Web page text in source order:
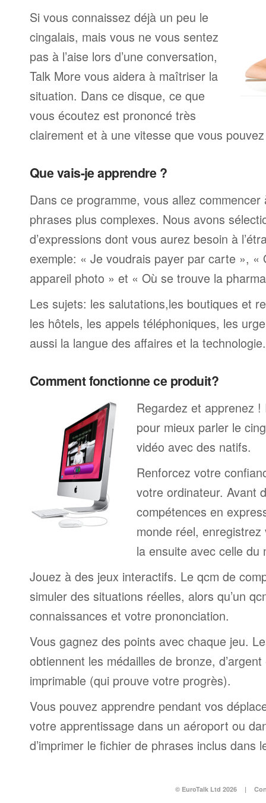
Si vous connaissez déjà un peu le
cingalais, mais vous ne vous sentez
pas à l’aise lors d’une conversation,
Talk More vous aidera à maîtriser la
situation. Dans ce disque, ce que
vous écoutez est prononcé très
clairement et à une vitesse que vous
Que vais-je apprendre ?
Dans ce programme, vous allez
phrases plus complexes. Nous avons
d’expressions dont vous aurez besoin à
exemple: « Je voudrais payer par carte », «
appareil photo » et « Où se trouve la
Les sujets: les salutations,les boutiques et
les hôtels, les appels téléphoniques, les
aussi la langue des affaires et la technologie.
Comment fonctionne ce produit?
Regardez et apprenez
pour mieux parler le
vidéo avec des natifs.
Renforcez votre
votre ordinateur. Avant
compétences en
monde réel,
la ensuite avec celle du
Jouez à des jeux interactifs. Le qcm de
simuler des situations réelles, alors qu’un
connaissances et votre prononciation.
Vous gagnez des points avec chaque jeu.
obtiennent les médailles de bronze, d’argent
imprimable (qui prouve votre progrès).
Vous pouvez apprendre pendant vos
votre apprentissage dans un aéroport ou
d’imprimer le fichier de phrases inclus dans
© EuroTalk Ltd 2026 |